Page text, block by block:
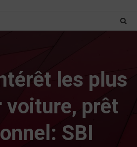
les plus
voiture, prêt
SBI